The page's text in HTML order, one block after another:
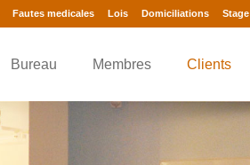
Fautes medicales Lois Domiciliations Stage
Bureau Membres Clients